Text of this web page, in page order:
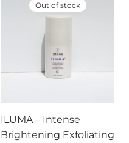
Out of stock
ILUMA – Intense
Brightening Exfoliating